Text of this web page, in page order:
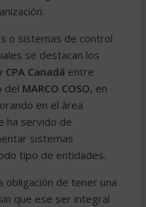
o sistemas de control
se destacan los
CPA Canadá entre
del MARCO COSO, en
en el área
ha servido de
sistemas
tipo de entidades.
obligación de tener una
que ese ser integral